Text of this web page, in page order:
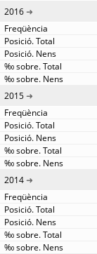
2016
2015
2014